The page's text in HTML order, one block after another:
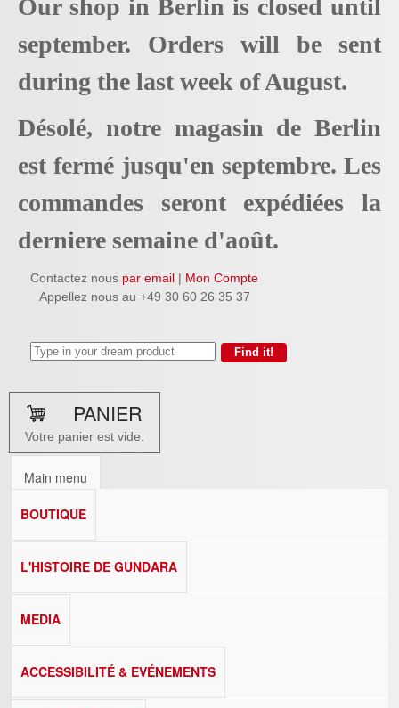
Our shop in Berlin is closed until
september. Orders will be sent
during the last week of August.
Désolé, notre magasin de Berlin
est fermé jusqu'en septembre. Les
commandes seront expédiées la
derniere semaine d'août.
Contactez nous par email | Mon Compte
Appellez nous au +49 30 60 26 35 37
PANIER
Votre panier est vide.
Main menu
BOUTIQUE
L'HISTOIRE DE GUNDARA
MEDIA
ACCESSIBILITÉ & EVÉNEMENTS